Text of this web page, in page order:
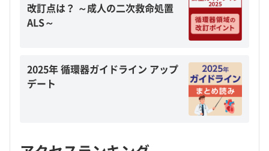
改訂点は？ ～成人の二次救命処置
ALS～
2025年 循環器ガイドライン アップ
デート